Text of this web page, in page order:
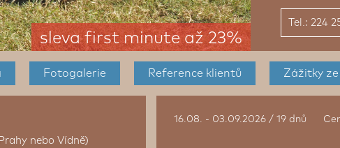
sleva first minute až 23%
Tel.: 224
Fotogalerie Reference klientů Zážitkyze
16.08. - 03.09.2026 / 19 dnů
nebo Vídně)